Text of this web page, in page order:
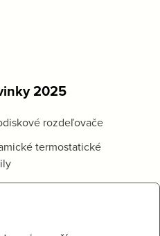
2025
rozdeľovače
termostatické